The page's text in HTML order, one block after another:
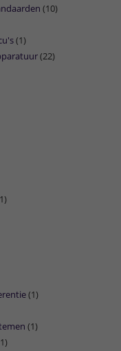
(10)
(1)
(22)
(1)
(1)